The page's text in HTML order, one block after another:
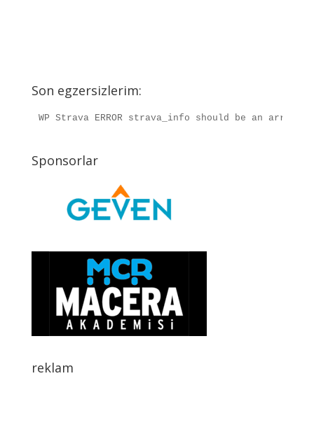
Son egzersizlerim:
WP Strava ERROR strava_info should be an
Sponsorlar
reklam